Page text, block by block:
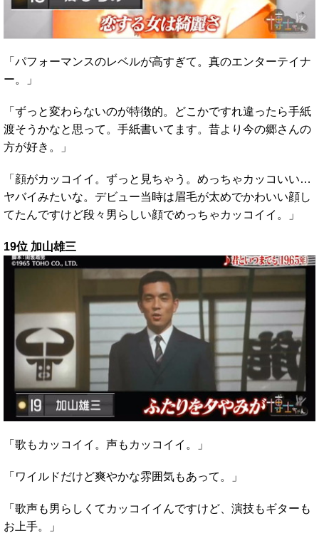
「パフォーマンスのレベルが高すぎて。真のエンターテイナ
ー。」
「ずっと変わらないのが特徴的。どこかですれ違ったら手紙
渡そうかなと思って。手紙書いてます。昔より今の郷さんの
方が好き。」
「顔がカッコイイ。ずっと見ちゃう。めっちゃカッコいい…
ヤバイみたいな。デビュー当時は眉毛が太めでかわいい顔し
てたんですけど段々男らしい顔でめっちゃカッコイイ。」
19位 加山雄三
「歌もカッコイイ。声もカッコイイ。」
「ワイルドだけど爽やかな雰囲気もあって。」
「歌声も男らしくてカッコイイんですけど、演技もギターも
お上手。」